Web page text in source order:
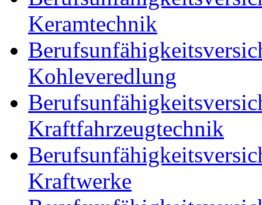
Keramtechnik
Kohleveredlung
Kraftfahrzeugtechnik
Kraftwerke